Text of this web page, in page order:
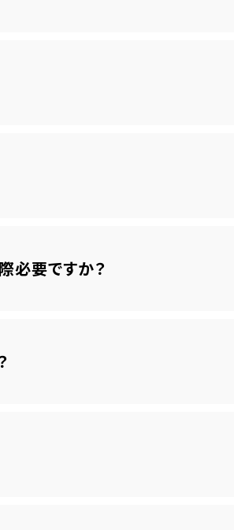
必要ですか？